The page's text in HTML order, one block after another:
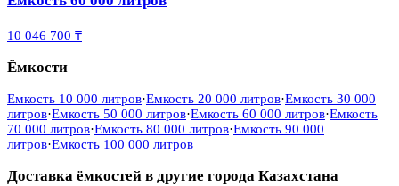
10 046 700 ₸
Ёмкости
Емкость 10 000 литров·Емкость 20 000 литров·Емкость 30 000
литров·Емкость 50 000 литров·Емкость 60 000 литров·Емкость
70 000 литров·Емкость 80 000 литров·Емкость 90 000
литров·Емкость 100 000 литров
Доставка ёмкостей в другие города Казахстана